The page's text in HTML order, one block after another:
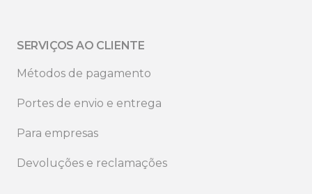
SERVIÇOS AO CLIENTE
Métodos de pagamento
Portes de envio e entrega
Para empresas
Devoluções e reclamações